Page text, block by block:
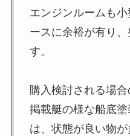
エンジンルームも
ースに余裕が有り
す。
購入検討される場合
掲載艇の様な船底
は、状態が良い物